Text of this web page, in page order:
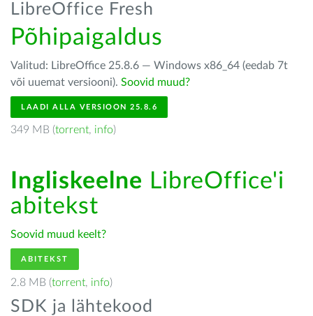
LibreOffice Fresh
Põhipaigaldus
Valitud: LibreOffice 25.8.6 — Windows x86_64 (eedab 7t
või uuemat versiooni). Soovid muud?
LAADI ALLA VERSIOON 25.8.6
349 MB (torrent, info)
Ingliskeelne LibreOffice'i
abitekst
Soovid muud keelt?
ABITEKST
2.8 MB (torrent, info)
SDK ja lähtekood